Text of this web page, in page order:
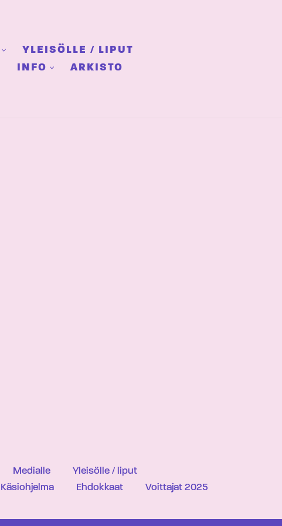
YLEISÖLLE / LIPUT
INFO ARKISTO
Medialle
Yleisölle / liput
Käsiohjelma Ehdokkaat
Voittajat 2025